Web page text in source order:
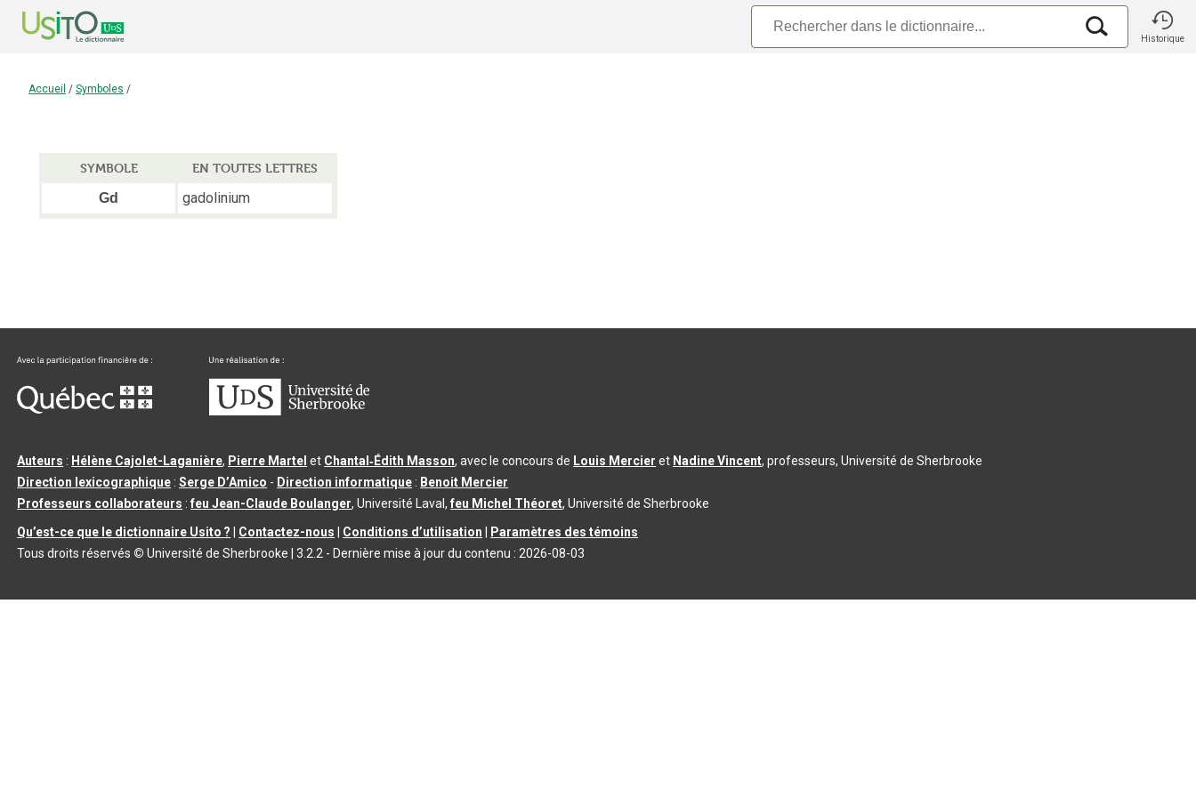
Historique
Accueil / Symboles /
SYMBOLE
EN TOUTES LETTRES
Gd
gadolinium
Auteurs : Hélène Cajolet-Laganière, Pierre Martel et Chantal‑Édith Masson, avec le concours de Louis Mercier et Nadine Vincent, professeurs, Université de Sherbrooke
Direction lexicographique :Serge D’Amico - Direction informatique : Benoit Mercier
Professeurs collaborateurs :feu Jean-Claude Boulanger, Université Laval,feu Michel Théoret, Université de Sherbrooke
Qu’est-ce que le dictionnaire Usito ?
Contactez-nous Conditions d’utilisation
Paramètres des témoins
Tous droits réservés © Université de Sherbrooke |3.2.2 - Dernière mise à jour du contenu : 2026-08-03